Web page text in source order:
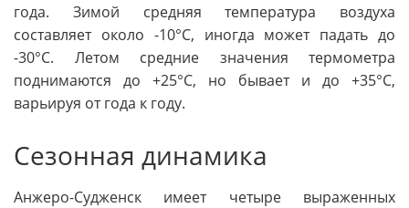
года. Зимой средняя температура воздуха
составляет около -10°C, иногда может падать до
-30°C. Летом средние значения термометра
поднимаются до +25°C, но бывает и до +35°C,
варьируя от года к году.
Сезонная динамика
Анжеро-Судженск имеет четыре выраженных